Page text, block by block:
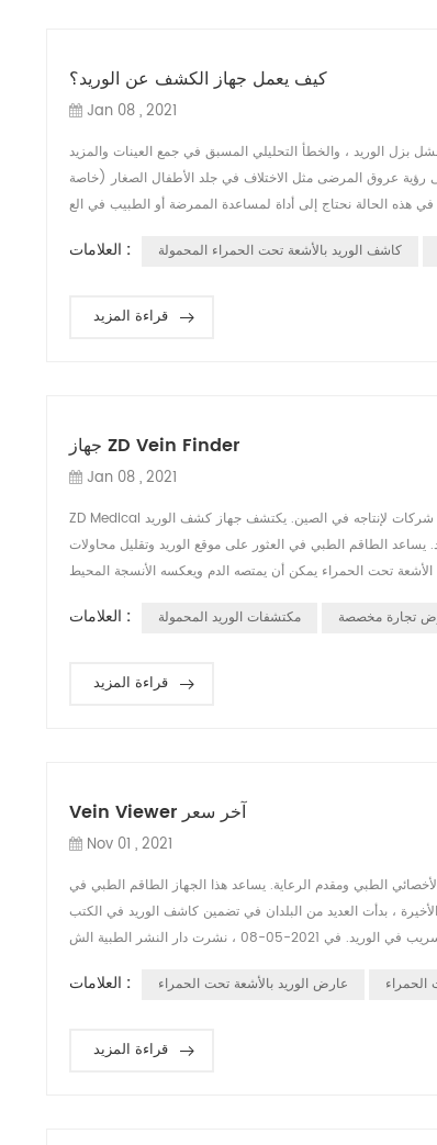
كيف يعمل جهاز الكشف عن الوريد؟
Jan 08 , 2021
بزل الوريد ، والخطأ التحليلي المسبق في جمع العينات والمزيد
رؤية عروق المرضى مثل الاختلاف في جلد الأطفال الصغار (خاصة
العلامات : كاشف الوريد بالأشعة تحت الحمراء المحمولة
قراءة المزيد
جهاز ZD Vein Finder
Jan 08 , 2021
ZD Medical هي الشركة المصنعة لـ مكتشف الوريد منذ عام 2013 ، أيضًا أول دفعة شركات لإنتاجه في الصين. يكتشف جهاز كشف الوريد ZD الأوردة السطحية عن طريق تقنية
الطاقم الطبي في العثور على موقع الوريد وتقليل محاولات
العلامات : مكتشفات الوريد المحمولة تجارة مخصصة
قراءة المزيد
Vein Viewer آخر سعر
Nov 01 , 2021
الطبي ومقدم الرعاية. يساعد هذا الجهاز الطاقم الطبي في
، بدأت العديد من البلدان في تضمين كاشف الوريد في الكتب
العلامات : عارض الوريد بالأشعة تحت الحمراء الحمراء
قراءة المزيد